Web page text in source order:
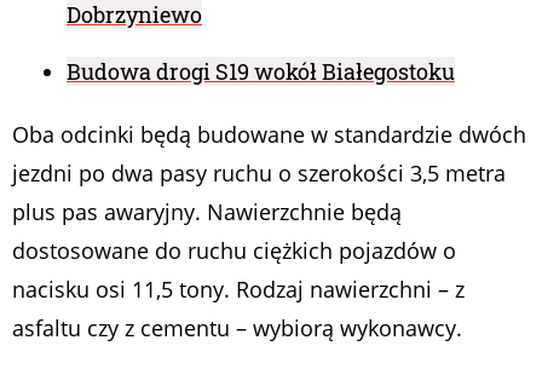
Dobrzyniewo
Budowa drogi S19 wokół Białegostoku
Oba odcinki będą budowane w standardzie dwóch
jezdni po dwa pasy ruchu o szerokości 3,5 metra
plus pas awaryjny. Nawierzchnie będą
dostosowane do ruchu ciężkich pojazdów o
nacisku osi 11,5 tony. Rodzaj nawierzchni – z
asfaltu czy z cementu – wybiorą wykonawcy.